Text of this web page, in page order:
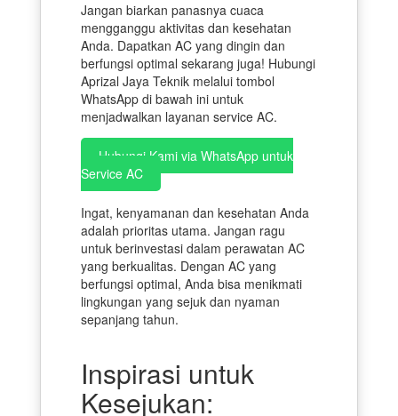
Jangan biarkan panasnya cuaca
mengganggu aktivitas dan kesehatan
Anda. Dapatkan AC yang dingin dan
berfungsi optimal sekarang juga! Hubungi
Aprizal Jaya Teknik melalui tombol
WhatsApp di bawah ini untuk
menjadwalkan layanan service AC.
Hubungi Kami via WhatsApp untuk
Service AC
Ingat, kenyamanan dan kesehatan Anda
adalah prioritas utama. Jangan ragu
untuk berinvestasi dalam perawatan AC
yang berkualitas. Dengan AC yang
berfungsi optimal, Anda bisa menikmati
lingkungan yang sejuk dan nyaman
sepanjang tahun.
Inspirasi untuk
Kesejukan: